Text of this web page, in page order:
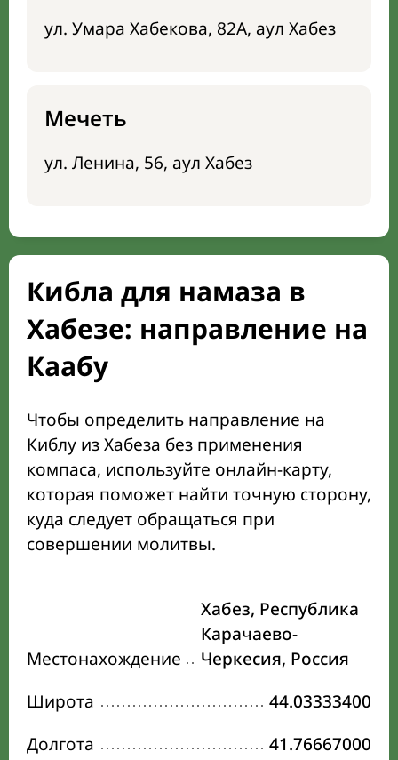
ул. Умара Хабекова, 82А, аул Хабез
Мечеть
ул. Ленина, 56, аул Хабез
Кибла для намаза в
Хабезе: направление на
Каабу
Чтобы определить направление на
Киблу из Хабеза без применения
компаса, используйте онлайн-карту,
которая поможет найти точную сторону,
куда следует обращаться при
совершении молитвы.
Местонахождение
Хабез, Республика
Карачаево-
Черкесия, Россия
Широта
44.03333400
Долгота
41.76667000